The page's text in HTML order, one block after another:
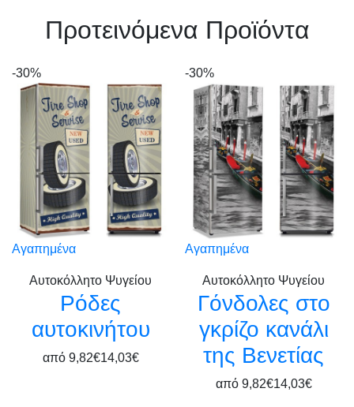
Πρoτεινόμενα Προϊόντα
-30%
Αγαπημένα
Αυτοκόλλητο Ψυγείου
Ρόδες
αυτοκινήτου
από 9,82€14,03€
-30%
Αγαπημένα
Αυτοκόλλητο Ψυγείου
Γόνδολες στο
γκρίζο κανάλι
της Βενετίας
από 9,82€14,03€